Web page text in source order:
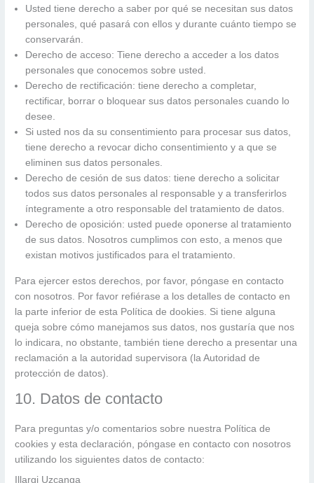
Usted tiene derecho a saber por qué se necesitan sus datos
personales, qué pasará con ellos y durante cuánto tiempo se
conservarán.
Derecho de acceso: Tiene derecho a acceder a los datos
personales que conocemos sobre usted.
Derecho de rectificación: tiene derecho a completar,
rectificar, borrar o bloquear sus datos personales cuando lo
desee.
Si usted nos da su consentimiento para procesar sus datos,
tiene derecho a revocar dicho consentimiento y a que se
eliminen sus datos personales.
Derecho de cesión de sus datos: tiene derecho a solicitar
todos sus datos personales al responsable y a transferirlos
íntegramente a otro responsable del tratamiento de datos.
Derecho de oposición: usted puede oponerse al tratamiento
de sus datos. Nosotros cumplimos con esto, a menos que
existan motivos justificados para el tratamiento.
Para ejercer estos derechos, por favor, póngase en contacto
con nosotros. Por favor refiérase a los detalles de contacto en
la parte inferior de esta Política de dookies. Si tiene alguna
queja sobre cómo manejamos sus datos, nos gustaría que nos
lo indicara, no obstante, también tiene derecho a presentar una
reclamación a la autoridad supervisora (la Autoridad de
protección de datos).
10. Datos de contacto
Para preguntas y/o comentarios sobre nuestra Política de
cookies y esta declaración, póngase en contacto con nosotros
utilizando los siguientes datos de contacto:
Illargi Uzcanga